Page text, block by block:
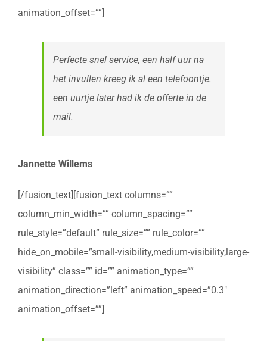
animation_offset=””]
Perfecte snel service, een half uur na
het invullen kreeg ik al een telefoontje.
een uurtje later had ik de offerte in de
mail.
Jannette Willems
[/fusion_text][fusion_text columns=””
column_min_width=”” column_spacing=””
rule_style=”default” rule_size=”” rule_color=””
hide_on_mobile=”small-visibility,medium-visibility,large-
visibility” class=”” id=”” animation_type=””
animation_direction=”left” animation_speed=”0.3″
animation_offset=””]